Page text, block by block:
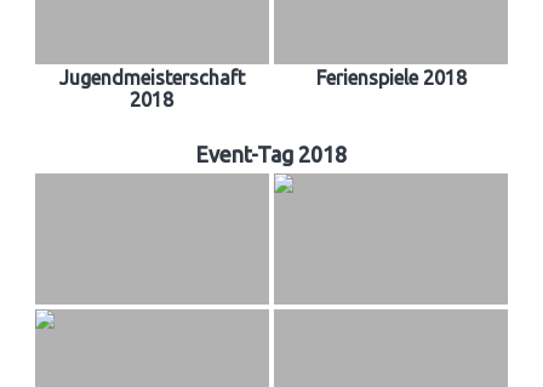
Jugendmeisterschaft
2018
Ferienspiele 2018
Event-Tag 2018